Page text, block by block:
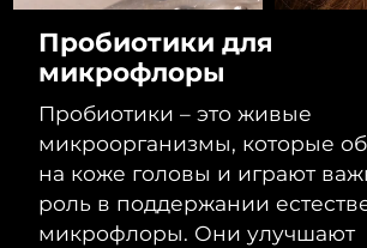
Пробиотики для
микрофлоры
Пробиотики – это живые
микроорганизмы, которые
на коже головы и играют
роль в поддержании
микрофлоры. Они улучшают
Израиль
Италия
Япония